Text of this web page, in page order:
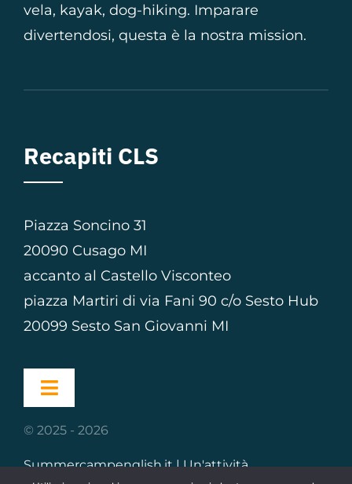
vela, kayak, dog-hiking. Imparare
divertendosi, questa è la nostra mission.
Recapiti CLS
Piazza Soncino 31
20090 Cusago MI
accanto al Castello Visconteo
piazza Martiri di via Fani 90 c/o Sesto Hub
20099 Sesto San Giovanni MI
Toggle
Home
© 2025 - 2026
Summercampenglish.it | Un'attività